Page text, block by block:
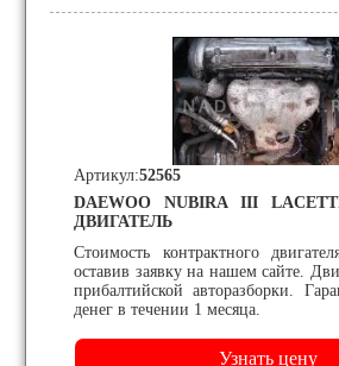
DAEWOO NUBIRA III
ДВИГАТЕЛЬ
Стоимость контрактного
оставив заявку на нашем сайте.
прибалтийской авторазборки.
денег в течении 1 месяца.
Артикул:52565